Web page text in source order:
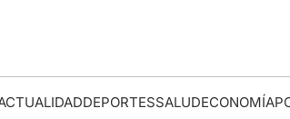
DEPORTESSALUDECONOMÍA